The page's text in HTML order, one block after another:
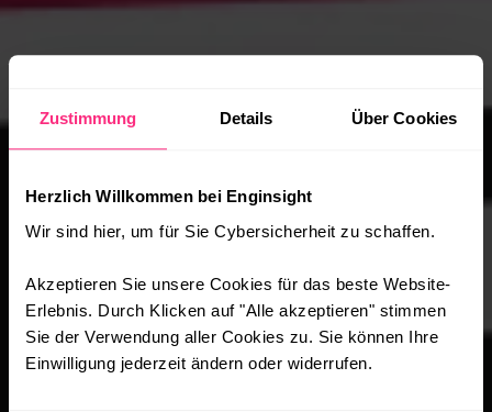
Zustimmung Details Über Cookies
Herzlich Willkommen bei Enginsight
Wir sind hier, um für Sie Cybersicherheit zu schaffen.
Akzeptieren Sie unsere Cookies für das beste Website-
Erlebnis. Durch Klicken auf "Alle akzeptieren" stimmen
Sie der Verwendung aller Cookies zu. Sie können Ihre
Einwilligung jederzeit ändern oder widerrufen.